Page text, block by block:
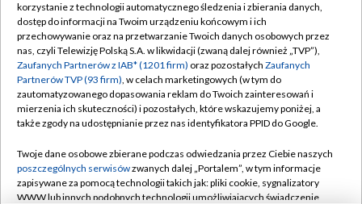
TVP
Abonament TVP
Emisja w TVP
Centrum informacji TVP
Naziemna Telewizja Cyfrowa
Rada Programowa
System NOS
Regulamin TVP
Polityka prywatności
Moje zgody
Pomoc
Kontakt
korzystanie z technologii automatycznego śledzenia i zbierania danych,
dostęp do informacji na Twoim urządzeniu końcowym i ich
przechowywanie oraz na przetwarzanie Twoich danych osobowych przez
nas, czyli Telewizję Polską S.A. w likwidacji (zwaną dalej również „TVP”),
Zaufanych Partnerów z IAB* (1201 firm) oraz pozostałych Zaufanych
Partnerów TVP (93 firm), w celach marketingowych (w tym do
zautomatyzowanego dopasowania reklam do Twoich zainteresowań i
mierzenia ich skuteczności) i pozostałych, które wskazujemy poniżej, a
także zgody na udostępnianie przez nas identyfikatora PPID do Google.
Twoje dane osobowe zbierane podczas odwiedzania przez Ciebie naszych
poszczególnych serwisówzwanych dalej „Portalem”, w tym informacje
zapisywane za pomocą technologii takich jak: pliki cookie, sygnalizatory
WWW lub innych podobnych technologii umożliwiających świadczenie